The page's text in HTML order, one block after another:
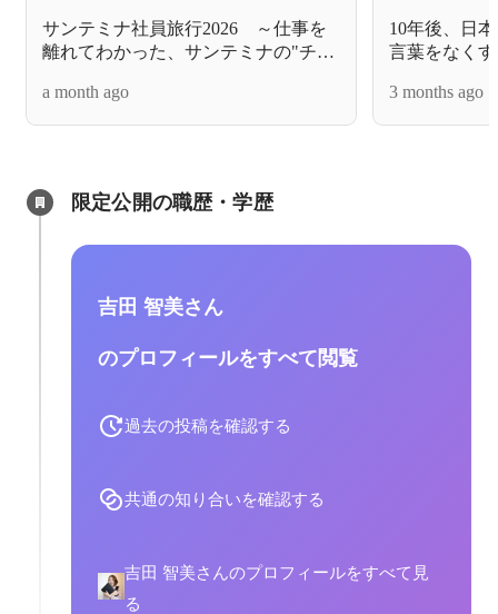
サンテミナ社員旅行2026 ～仕事を
離れてわかった、サンテミナの"チー
a month ago
10年後、日
言葉をなく
3 months ago
限定公開の職歴・学歴
吉田 智美さん
のプロフィールをすべて閲覧
過去の投稿を確認する
共通の知り合いを確認する
吉田 智美さんのプロフィールをすべて見
る